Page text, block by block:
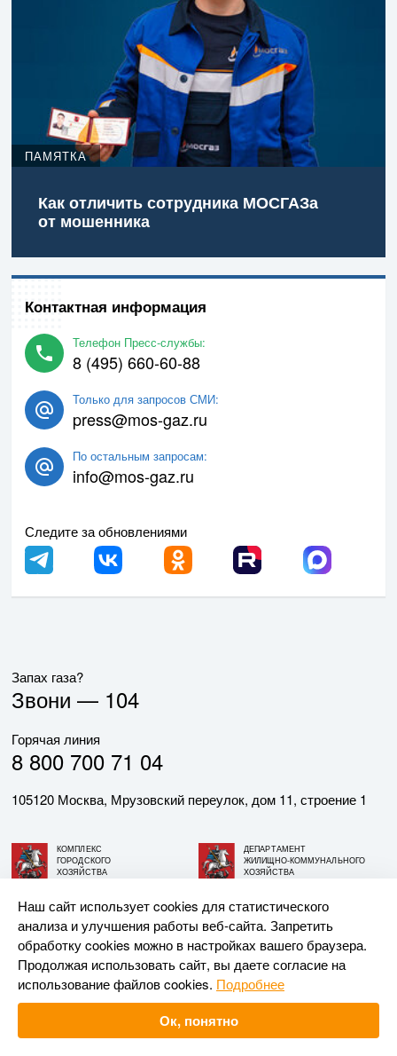
ПАМЯТКА
Как отличить сотрудника МОСГАЗа
от мошенника
Контактная информация
Телефон Пресс-службы:
8 (495) 660-60-88
Только для запросов СМИ:
press@mos-gaz.ru
По остальным запросам:
info@mos-gaz.ru
Следите за обновлениями
Запах газа?
Звони — 104
Горячая линия
8 800 700 71 04
105120 Москва, Мрузовский переулок, дом 11, строение 1
КОМПЛЕКС
ГОРОДСКОГО
ХОЗЯЙСТВА
ДЕПАРТАМЕНТ
ЖИЛИЩНО-КОММУНАЛЬНОГО
ХОЗЯЙСТВА
© АО «МОСГАЗ», 2026. При использовании материалов
ссылка на сайт обязательна.
Разработка и поддержка —Upriver
Наш сайт использует cookies для статистического
анализа и улучшения работы веб-сайта. Запретить
обработку cookies можно в настройках вашего браузера.
Продолжая использовать сайт, вы даете согласие на
использование файлов cookies. Подробнее
Ок, понятно